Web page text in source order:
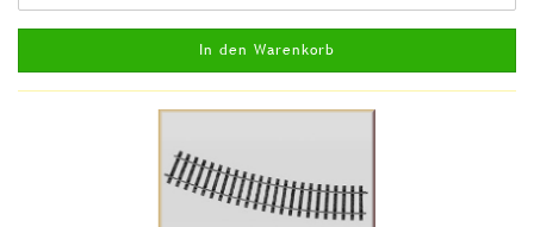
In den Warenkorb